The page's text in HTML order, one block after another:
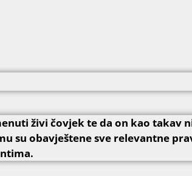
živi čovjek te da on kao takav
su obavještene sve relevantne